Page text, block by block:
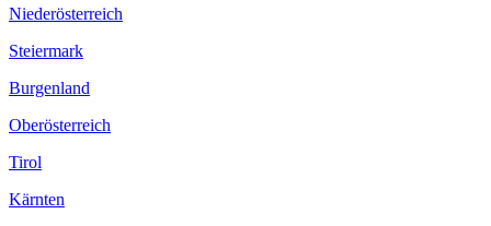
Niederösterreich
Steiermark
Burgenland
Oberösterreich
Tirol
Kärnten